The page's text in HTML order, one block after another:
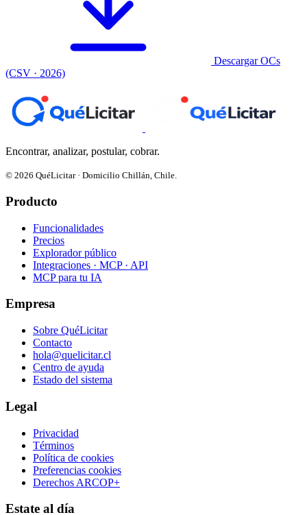
Descargar OCs
(CSV · 2026)
Encontrar, analizar, postular, cobrar.
© 2026 QuéLicitar · Domicilio Chillán, Chile.
Producto
Funcionalidades
Precios
Explorador público
Integraciones · MCP · API
MCP para tu IA
Empresa
Sobre QuéLicitar
Contacto
hola@quelicitar.cl
Centro de ayuda
Estado del sistema
Legal
Privacidad
Términos
Política de cookies
Preferencias cookies
Derechos ARCOP+
Estate al día